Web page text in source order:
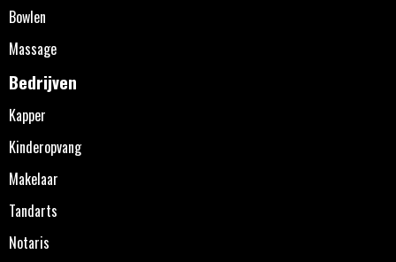
Bowlen
Massage
Bedrijven
Kapper
Kinderopvang
Makelaar
Tandarts
Notaris